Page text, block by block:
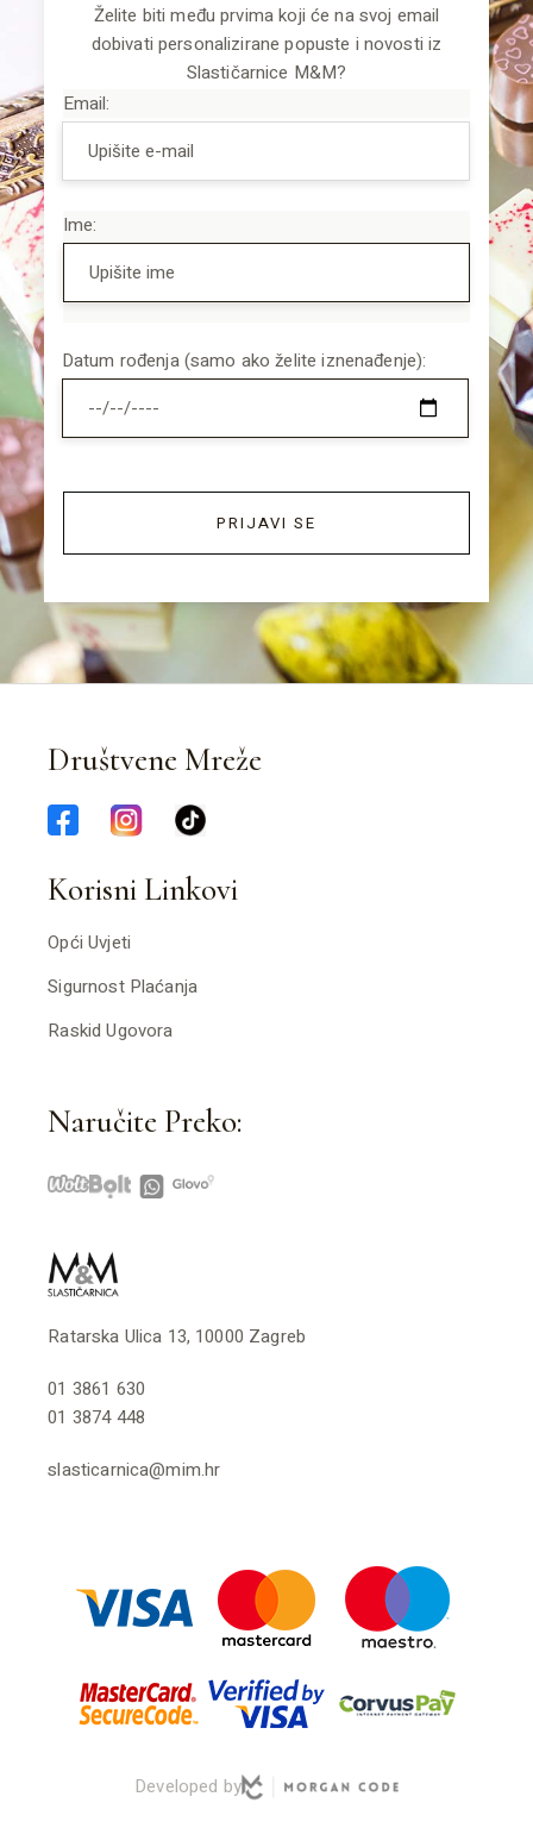
Želite biti među prvima koji će na svoj email
dobivati personalizirane popuste i novosti iz
Slastičarnice M&M?
Email:
Ime:
Datum rođenja (samo ako želite iznenađenje):
PRIJAVI SE
Društvene Mreže
Korisni Linkovi
Opći Uvjeti
Sigurnost Plaćanja
Raskid Ugovora
Naručite Preko:
Ratarska Ulica 13, 10000 Zagreb
01 3861 630
01 3874 448
slasticarnica@mim.hr
Developed by